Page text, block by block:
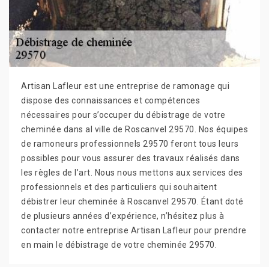
Artisan Lafleur est une entreprise de ramonage qui
dispose des connaissances et compétences
nécessaires pour s’occuper du débistrage de votre
cheminée dans al ville de Roscanvel 29570. Nos équipes
de ramoneurs professionnels 29570 feront tous leurs
possibles pour vous assurer des travaux réalisés dans
les règles de l’art. Nous nous mettons aux services des
professionnels et des particuliers qui souhaitent
débistrer leur cheminée à Roscanvel 29570. Étant doté
de plusieurs années d’expérience, n’hésitez plus à
contacter notre entreprise Artisan Lafleur pour prendre
en main le débistrage de votre cheminée 29570.